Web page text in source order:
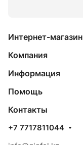
Интернет-магазин
Компания
Информация
Помощь
Контакты
+7 7717811044